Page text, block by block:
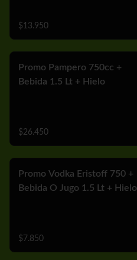
$13.950
Promo Pampero 750cc +
Bebida 1.5 Lt + Hielo
$26.450
Promo Vodka Eristoff 750 +
Bebida O Jugo 1.5 Lt + Hielo
$7.850